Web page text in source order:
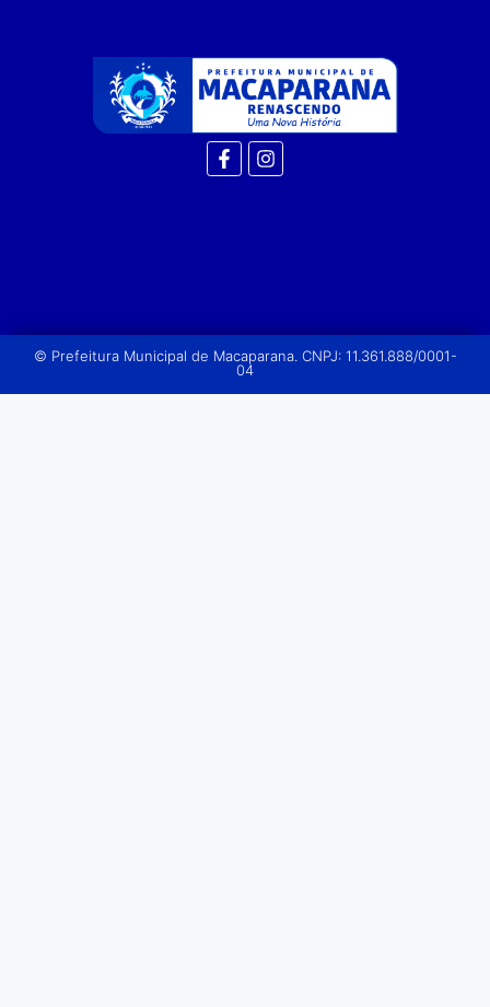
© Prefeitura Municipal de Macaparana. CNPJ: 11.361.888/0001-
04